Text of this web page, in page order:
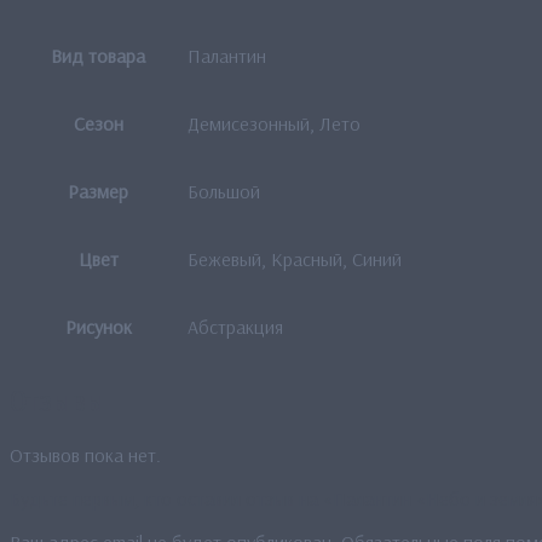
Вид товара Палантин
Сезон Демисезонный, Лето
Размер Большой
Цвет Бежевый, Красный, Синий
Рисунок Абстракция
Отзывов пока нет.